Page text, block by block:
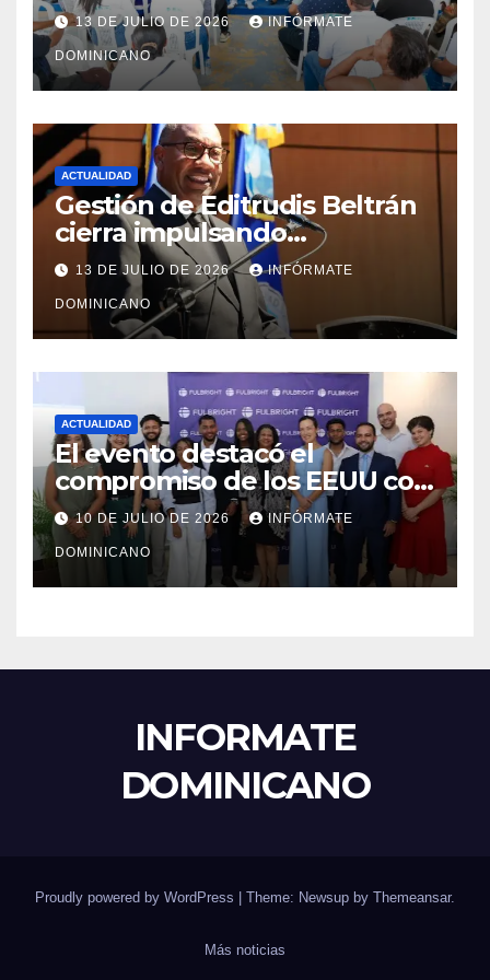
y fortalecimiento del PRM en
Monte Plata
13 DE JULIO DE 2026 INFÓRMATE
DOMINICANO
ACTUALIDAD
Gestión de Editrudis Beltrán
cierra impulsando
modernización, expansión y
transformación institucional
13 DE JULIO DE 2026 INFÓRMATE
DOMINICANO
ACTUALIDAD
El evento destacó el
compromiso de los EEUU con
el liderazgo, la innovación y la
excelencia académica por
más de ocho décadas.
10 DE JULIO DE 2026 INFÓRMATE
DOMINICANO
INFORMATE
DOMINICANO
Proudly powered by WordPress Theme: Newsup by Themeansar.
Más noticias